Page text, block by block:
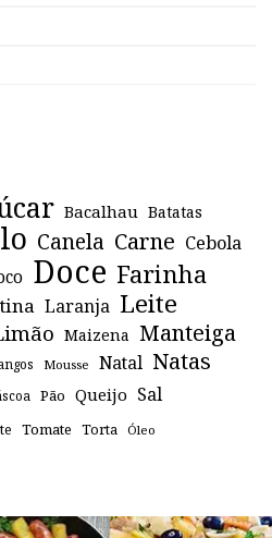
Bacalhau Batatas
Canela Carne Cebola
Doce Farinha
Laranja Leite
Maizena Manteiga
Mousse Natal Natas
Pão Queijo Sal
Tomate Torta Óleo